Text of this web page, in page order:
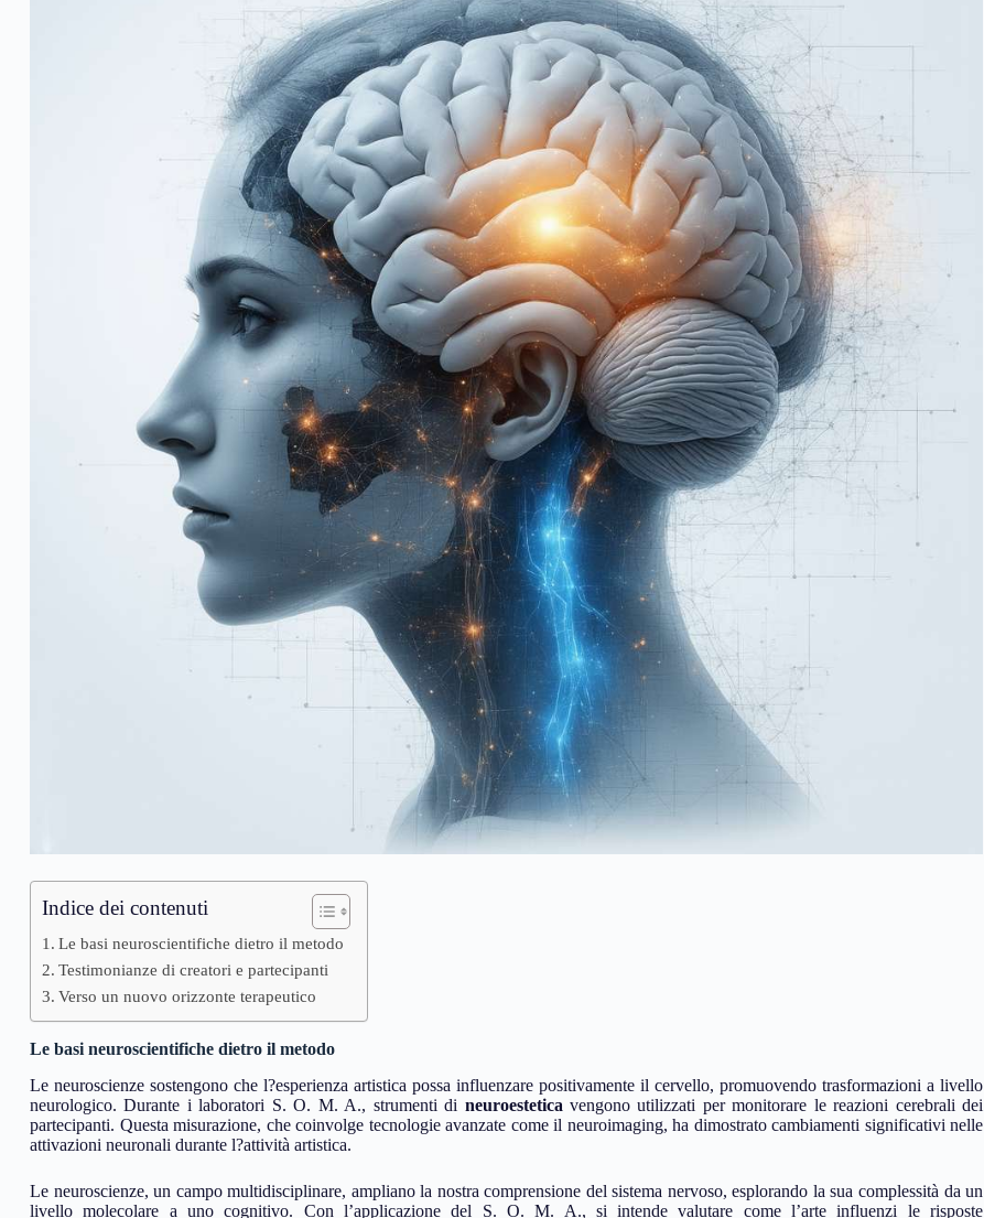
Indice dei contenuti
Le basi neuroscientifiche dietro il metodo
Testimonianze di creatori e partecipanti
Verso un nuovo orizzonte terapeutico
Le basi neuroscientifiche dietro il metodo
Le neuroscienze sostengono che l?esperienza artistica possa influenzare positivamente il cervello, promuovendo trasformazioni a livello
neurologico. Durante i laboratori S. O. M. A., strumenti di neuroestetica vengono utilizzati per monitorare le reazioni cerebrali dei
partecipanti. Questa misurazione, che coinvolge tecnologie avanzate come il neuroimaging, ha dimostrato cambiamenti significativi nelle
attivazioni neuronali durante l?attività artistica.
Le neuroscienze, un campo multidisciplinare, ampliano la nostra comprensione del sistema nervoso, esplorando la sua complessità da un
livello molecolare a uno cognitivo. Con l’applicazione del S. O. M. A., si intende valutare come l’arte influenzi le risposte